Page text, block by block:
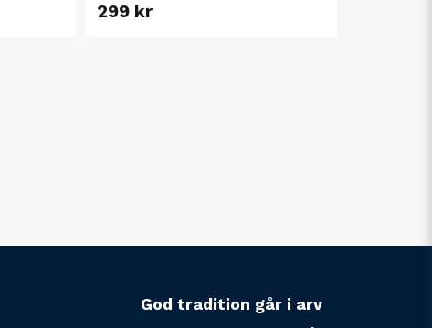
299 kr
God tradition går i arv